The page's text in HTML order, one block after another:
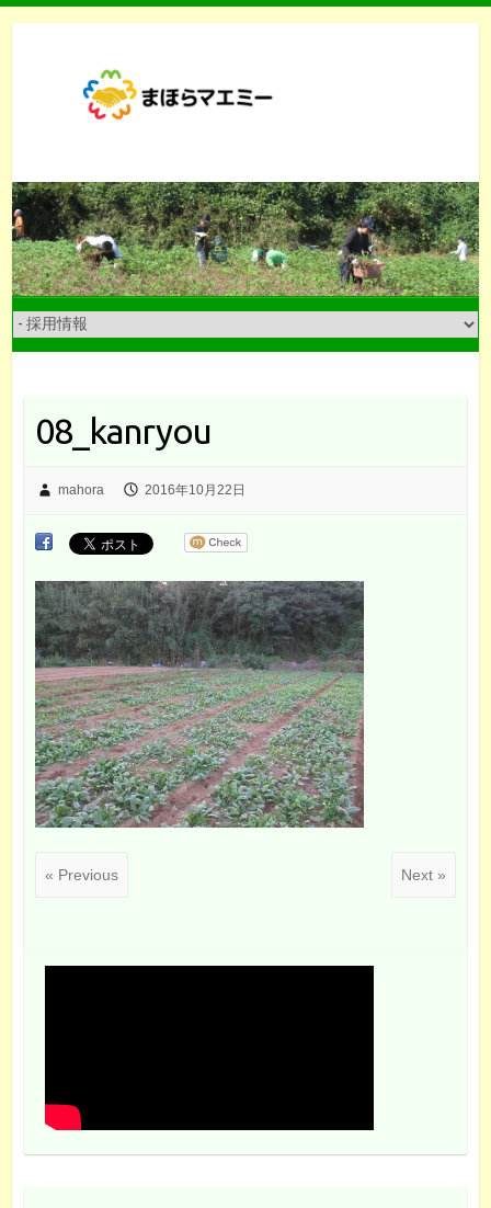
08_kanryou
mahora 2016年10月22日
« Previous Next »